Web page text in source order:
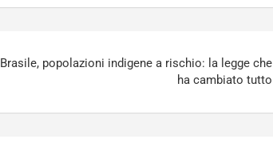
Brasile, popolazioni indigene a rischio: la legge che
ha cambiato tutto